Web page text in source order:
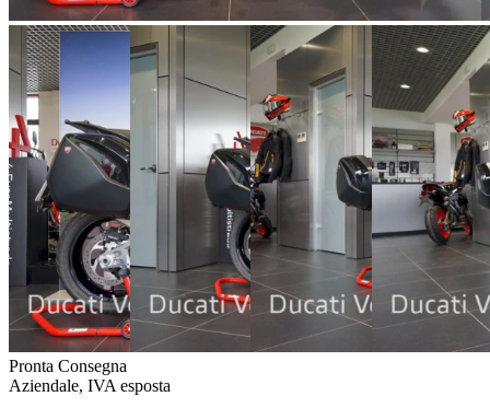
Pronta Consegna
Aziendale, IVA esposta